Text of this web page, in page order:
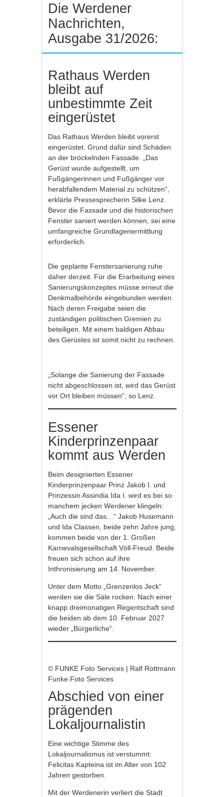
Die Werdener
Nachrichten,
Ausgabe 31/2026:
Rathaus Werden
bleibt auf
unbestimmte Zeit
eingerüstet
Das Rathaus Werden bleibt vorerst
eingerüstet. Grund dafür sind Schäden
an der bröckelnden Fassade. „Das
Gerüst wurde aufgestellt, um
Fußgängerinnen und Fußgänger vor
herabfallendem Material zu schützen“,
erklärte Pressesprecherin Silke Lenz.
Bevor die Fassade und die historischen
Fenster saniert werden können, sei eine
umfangreiche Grundlagenermittlung
erforderlich.
Die geplante Fenstersanierung ruhe
daher derzeit. Für die Erarbeitung eines
Sanierungskonzeptes müsse erneut die
Denkmalbehörde eingebunden werden.
Nach deren Freigabe seien die
zuständigen politischen Gremien zu
beteiligen. Mit einem baldigen Abbau
des Gerüstes ist somit nicht zu rechnen.
„Solange die Sanierung der Fassade
nicht abgeschlossen ist, wird das Gerüst
vor Ort bleiben müssen“, so Lenz.
Essener
Kinderprinzenpaar
kommt aus Werden
Beim designierten Essener
Kinderprinzenpaar Prinz Jakob I. und
Prinzessin Assindia Ida I. wird es bei so
manchem jecken Werdener klingeln:
„Auch die sind das…“ Jakob Husemann
und Ida Classen, beide zehn Jahre jung,
kommen beide von der 1. Großen
Karnevalsgesellschaft Völl-Freud. Beide
freuen sich schon auf ihre
Inthronisierung am 14. November.
Unter dem Motto „Grenzenlos Jeck“
werden sie die Säle rocken. Nach einer
knapp dreimonatigen Regentschaft sind
die beiden ab dem 10. Februar 2027
wieder „Bürgerliche“.
© FUNKE Foto Services | Ralf Rottmann
Funke Foto Services
Abschied von einer
prägenden
Lokaljournalistin
Eine wichtige Stimme des
Lokaljournalismus ist verstummt:
Felicitas Kapteina ist im Alter von 102
Jahren gestorben.
Mit der Werdenerin verliert die Stadt